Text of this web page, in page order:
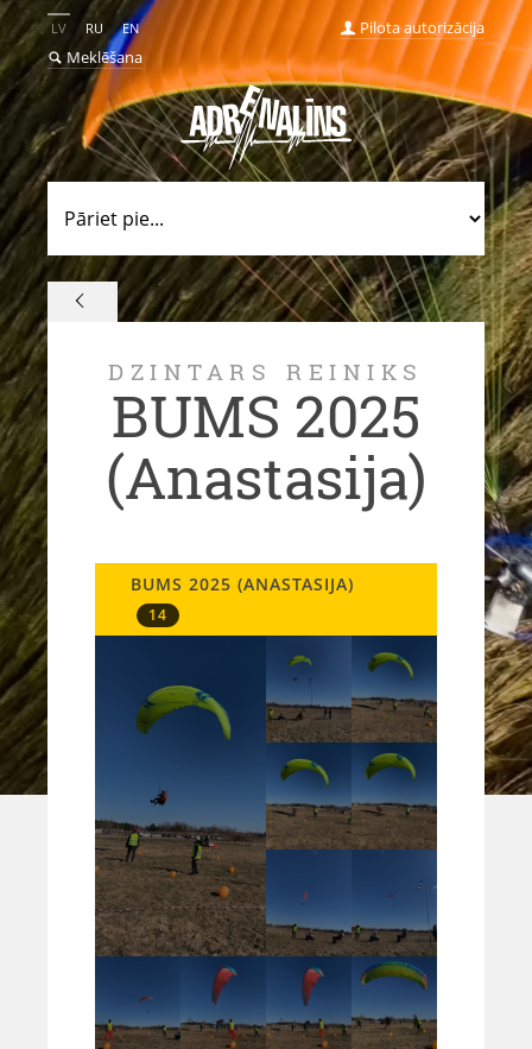
LV RU EN
Meklēšana
Pilota autorizācija
DZINTARS REINIKS
BUMS 2025
(Anastasija)
BUMS 2025 (ANASTASIJA)
14